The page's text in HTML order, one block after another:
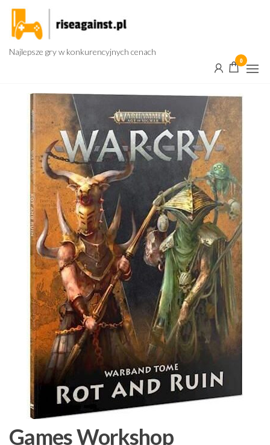
Przejdź
treści
Najlepsze gry w konkurencyjnych cenach
0
Games Workshop